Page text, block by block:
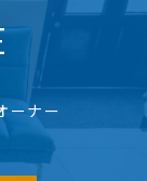
ーナー